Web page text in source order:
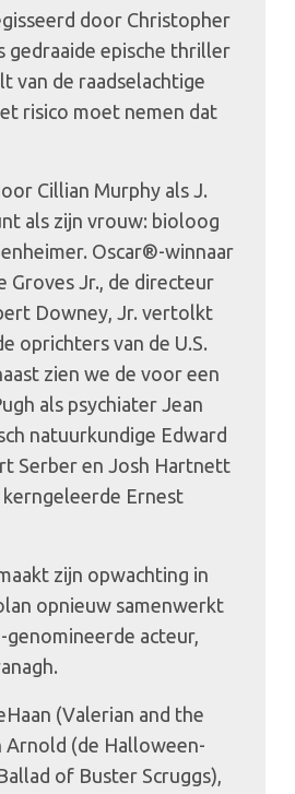
door Christopher
gedraaide epische thriller
van de raadselachtige
risico moet nemen dat
Cillian Murphy als J.
als zijn vrouw: bioloog
Oscar®-winnaar
Groves Jr., de directeur
Downey, Jr. vertolkt
oprichters van de U.S.
zien we de voor een
als psychiater Jean
natuurkundige Edward
Serber en Josh Hartnett
kerngeleerde Ernest
zijn opwachting in
opnieuw samenwerkt
acteur,
(Valerian and the
Arnold (de Halloween-
of Buster Scruggs),